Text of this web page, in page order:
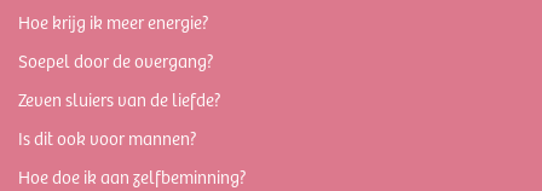
Hoe krijg ik meer energie?
Soepel door de overgang?
Zeven sluiers van de liefde?
Is dit ook voor mannen?
Hoe doe ik aan zelfbeminning?